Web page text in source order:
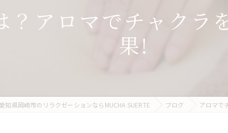
？アロマでチャクラ
果!
愛知県岡崎市のリラクゼーションならMUCHA SUERTE ブログ アロマで